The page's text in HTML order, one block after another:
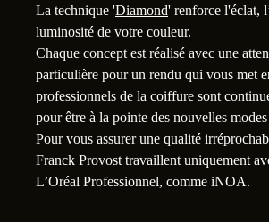
La technique 'Diamond' renforce l'éclat,
luminosité de votre couleur.
Chaque concept est réalisé avec une
particulière pour un rendu qui vous met
professionnels de la coiffure sont
pour être à la pointe des nouvelles
Pour vous assurer une qualité
Franck Provost travaillent uniquement
L’Oréal Professionnel, comme iNOA.